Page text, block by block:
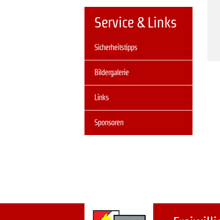
Service & Links
Navigation
überspringen
Sicherheitstipps
Bildergalerie
Links
Sponsoren